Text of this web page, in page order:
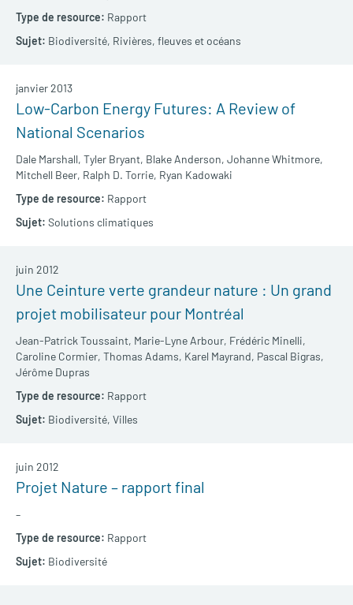
Rapport
Biodiversité, Rivières, fleuves et océans
Low-Carbon Energy Futures: A Review of
National Scenarios
Dale Marshall, Tyler Bryant, Blake Anderson, Johanne Whitmore,
Mitchell Beer, Ralph D. Torrie, Ryan Kadowaki
janvier 2013
Rapport
Solutions climatiques
Une Ceinture verte grandeur nature : Un grand
projet mobilisateur pour Montréal
Jean-Patrick Toussaint, Marie-Lyne Arbour, Frédéric Minelli,
Caroline Cormier, Thomas Adams, Karel Mayrand, Pascal Bigras,
Jérôme Dupras
juin 2012
Rapport
Biodiversité, Villes
Projet Nature – rapport final
–
juin 2012
Rapport
Biodiversité